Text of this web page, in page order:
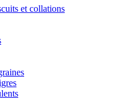
et collations